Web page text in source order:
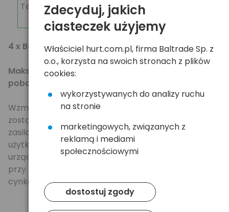
Telefon dedykowany dla zamówień hurtowych:
798-238-238
4 x Bateria alkaliczna Energizer Ultra+ LR6/AA
Maksimum energii dla urządzeń o wysokim
poborze mocy!
Wzmocnione baterie alkaliczne Energizer Ultra+
zostały zaprojektowane aby zapewnić niezawodne
zasilanie i długi czas pracy urządzeń codziennego
użytku. Zwiększona wydajność daje pewność, że
urządzenia będą działały zdecydowanie dłużej niż
przy zastosowaniu zwykłych baterii węglowo-
cynkowych.
Zdecyduj, jakich
ciasteczek użyjemy
Właściciel hurt.com.pl, firma Baltrade Sp. z
o.o., korzysta na swoich stronach z plików
cookies:
wykorzystywanych do analizy ruchu
na stronie
marketingowych, związanych z
reklamą i mediami
społecznościowymi
dostostuj zgody